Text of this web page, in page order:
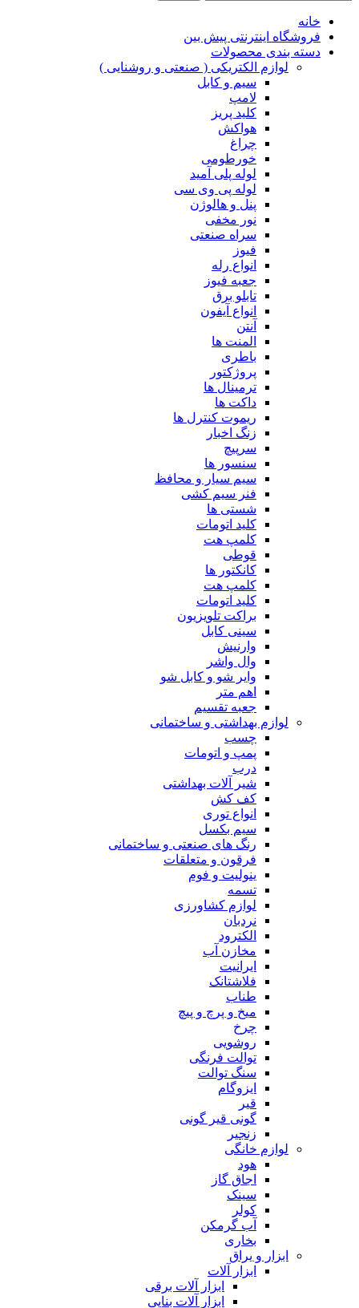
خانه
فروشگاه اینترنتی پیش بین
دسته بندی محصولات
لوازم الکتریکی ( صنعتی و روشنایی )
سیم و کابل
لامپ
کلید پریز
هواکش
چراغ
خورطومی
لوله پلی آمید
لوله پی وی سی
پنل و هالوژن
نور مخفی
سراه صنعتی
فیوز
انواع رله
جعبه فیوز
تابلو برق
انواع آیفون
آنتن
المنت ها
باطری
پروژکتور
ترمینال ها
داکت ها
ریموت کنترل ها
زنگ اخبار
سرپیچ
سنسور ها
سیم سیار و محافظ
فنر سیم کشی
شستی ها
کلید اتومات
کلمپ هت
قوطی
کانکتور ها
کلمپ هت
کلید اتومات
براکت تلویزیون
سینی کابل
وارنیش
وال واشر
وایر شو و کابل شو
اهم متر
جعبه تقسیم
لوازم بهداشتی و ساختمانی
چسب
پمپ و اتومات
درب
شیر آلات بهداشتی
کف کش
انواع توری
سیم بکسل
رنگ های صنعتی و ساختمانی
فرقون و متعلقات
ینولیت و فوم
تسمه
لوازم کشاورزی
نردبان
الکترود
مخازن آب
ایرانیت
فلاشتانک
طناب
میخ و پرچ و پیچ
چرخ
روشویی
توالت فرنگی
سنگ توالت
ایزوگام
قیر
گونی قیر گونی
زنجیر
لوازم خانگی
هود
اجاق گاز
سینک
کولر
آب گرمکن
بخاری
ابزار و یراق
ابزار آلات
ابزار آلات برقی
ابزار آلات بنایی